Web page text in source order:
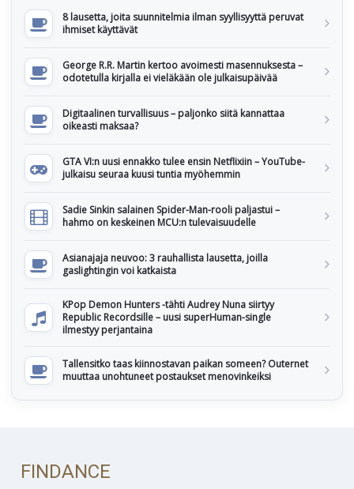
8 lausetta, joita suunnitelmia ilman syyllisyyttä peruvat
ihmiset käyttävät
George R.R. Martin kertoo avoimesti masennuksesta –
odotetulla kirjalla ei vieläkään ole julkaisupäivää
Digitaalinen turvallisuus – paljonko siitä kannattaa
oikeasti maksaa?
GTA VI:n uusi ennakko tulee ensin Netflixiin – YouTube-
julkaisu seuraa kuusi tuntia myöhemmin
Sadie Sinkin salainen Spider-Man-rooli paljastui –
hahmo on keskeinen MCU:n tulevaisuudelle
Asianajaja neuvoo: 3 rauhallista lausetta, joilla
gaslightingin voi katkaista
KPop Demon Hunters -tähti Audrey Nuna siirtyy
Republic Recordsille – uusi superHuman-single
ilmestyy perjantaina
Tallensitko taas kiinnostavan paikan someen? Outernet
muuttaa unohtuneet postaukset menovinkeiksi
FINDANCE